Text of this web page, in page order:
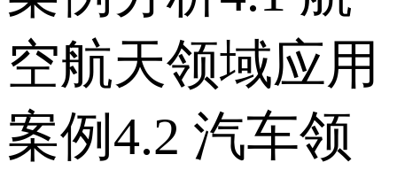
空航天领域应用
案例 4.2 汽车领